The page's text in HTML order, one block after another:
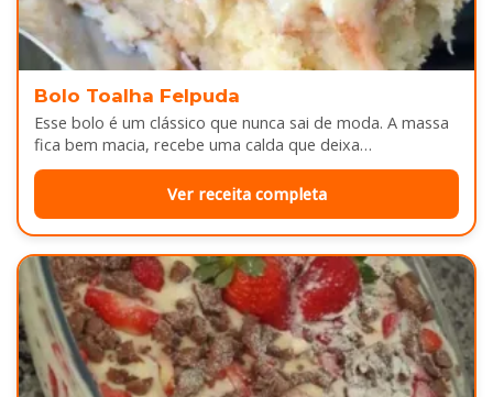
Bolo Toalha Felpuda
Esse bolo é um clássico que nunca sai de moda. A massa
fica bem macia, recebe uma calda que deixa…
Ver receita completa